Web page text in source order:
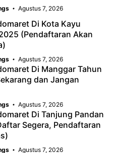
Agustus 7, 2026
Di Kota Kayu
(Pendaftaran Akan
Agustus 7, 2026
Di Manggar Tahun
dan Jangan
Agustus 7, 2026
Di Tanjung Pandan
Segera, Pendaftaran
Agustus 7, 2026